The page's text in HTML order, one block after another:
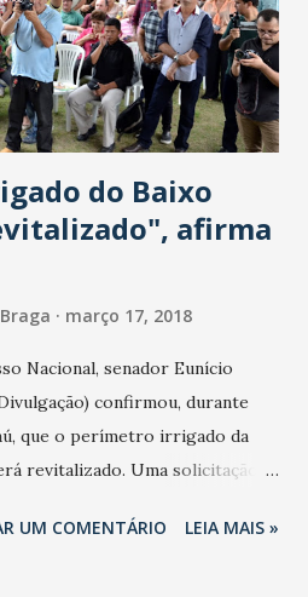
a orla de Fortaleza estará
do Pirambu, antigo
Ceará. Além da urbanização, os
ajudar a conceder um to...
do Baixo
afirma
março 17, 2018
Nacional, senador Eunício
confirmou, durante
que o perímetro irrigado da
revitalizado. Uma solicitação
atendida. "É importante esse
UM COMENTÁRIO LEIA MAIS »